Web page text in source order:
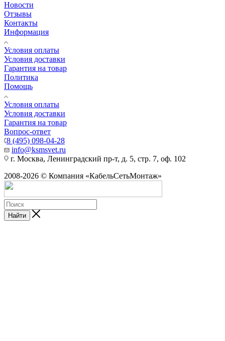
Новости
Отзывы
Контакты
Информация
Условия оплаты
Условия доставки
Гарантия на товар
Политика
Помощь
Условия оплаты
Условия доставки
Гарантия на товар
Вопрос-ответ
8 (495) 098-04-28
info@ksmsvet.ru
г. Москва, Ленинградский пр-т, д. 5, стр. 7, оф. 102
2008-2026 © Компания «КабельСетьМонтаж»
Найти